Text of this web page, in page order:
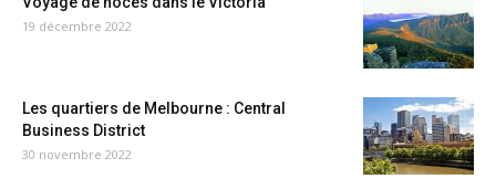
19 décembre 2022
Les quartiers de Melbourne : Central
Business District
30 novembre 2022